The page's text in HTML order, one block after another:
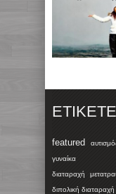
featured
γυναίκα
διαταραχή
διπολική διαταραχή